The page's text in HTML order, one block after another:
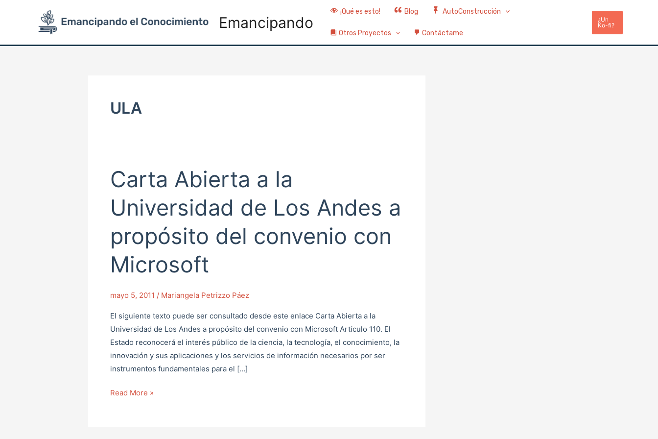
Emancipando
¡Qué es esto! Blog AutoConstrucción
Otros Proyectos Contáctame
¿Un
Ko-fi?
ULA
Carta Abierta a la
Universidad de Los Andes a
propósito del convenio con
Microsoft
mayo 5, 2011 / Mariangela Petrizzo Páez
El siguiente texto puede ser consultado desde este enlace Carta Abierta a la
Universidad de Los Andes a propósito del convenio con Microsoft Artículo 110. El
Estado reconocerá el interés público de la ciencia, la tecnología, el conocimiento, la
innovación y sus aplicaciones y los servicios de información necesarios por ser
instrumentos fundamentales para el […]
Carta
Abierta
a
la
de
Los
Andes
propósito
convenio
con
Microsoft
Read More »